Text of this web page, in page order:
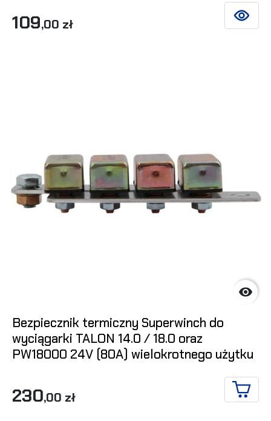
109,00 zł ZOBACZ

Bezpiecznik termiczny Superwinch do
wyciągarki TALON 14.0 / 18.0 oraz
PW18000 24V (80A) wielokrotnego użytku
230,00 zł DO